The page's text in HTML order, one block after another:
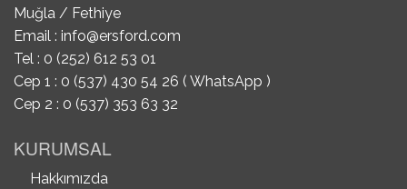
Muğla / Fethiye
Email : info@ersford.com
Tel : 0 (252) 612 53 01
Cep 1 : 0 (537) 430 54 26 ( WhatsApp )
Cep 2 : 0 (537) 353 63 32
KURUMSAL
Hakkımızda